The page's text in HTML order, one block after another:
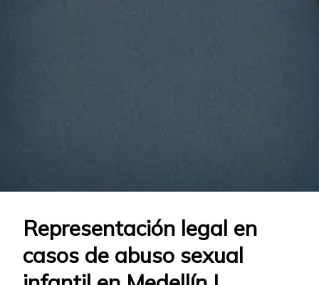
Representación legal en
casos de abuso sexual